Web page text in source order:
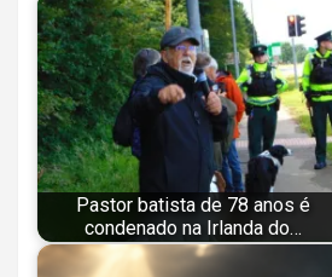
Pastor batista de 78 anos é
condenado na Irlanda do…